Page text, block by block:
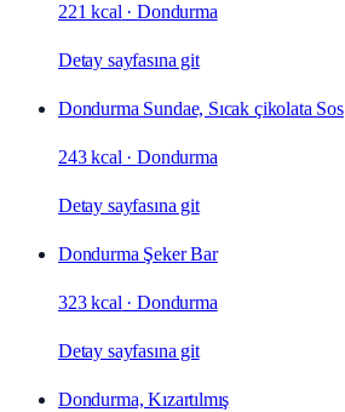
221 kcal ·Dondurma
Detay sayfasına git
Dondurma Sundae, Sıcak çikolata Sos
243 kcal ·Dondurma
Detay sayfasına git
Dondurma Şeker Bar
323 kcal ·Dondurma
Detay sayfasına git
Dondurma, Kızartılmış